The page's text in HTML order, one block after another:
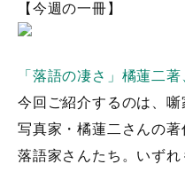
【今週の一冊】
「落語の凄さ」橘蓮二
今回ご紹介するのは、
写真家・橘蓮二さんの
落語家さんたち。いず